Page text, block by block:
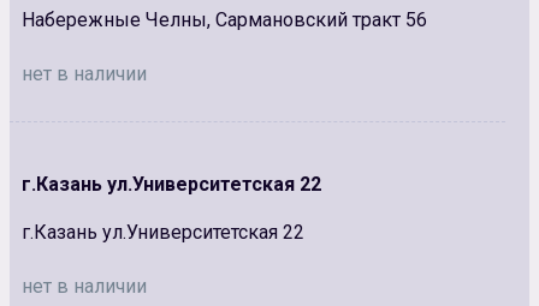
Набережные Челны, Сармановский тракт 56
нет в наличии
г.Казань ул.Университетская 22
г.Казань ул.Университетская 22
нет в наличии